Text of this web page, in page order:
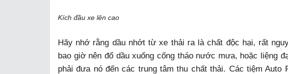
Kích đầu xe lên cao
Hãy nhớ rằng dầu nhớt từ xe thải ra là chất độc hại, rất
bao giờ nên đổ dầu xuống cống tháo nước mưa, hoặc liệng
phải đưa nó đến các trung tâm thu chất thải. Các tiệm Auto